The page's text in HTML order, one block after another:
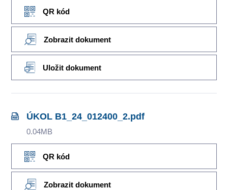
QR kód
Zobrazit dokument
Uložit dokument
ÚKOL B1_24_012400_2.pdf
0.04MB
QR kód
Zobrazit dokument